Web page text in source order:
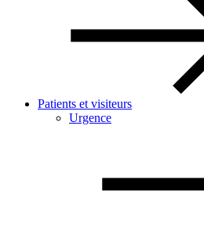
Patients et visiteurs
Urgence